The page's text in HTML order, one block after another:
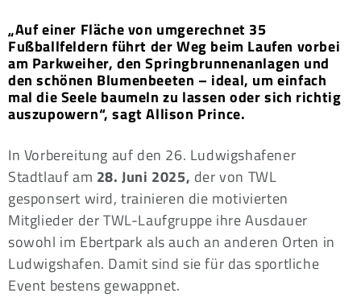
„Auf einer Fläche von umgerechnet 35
Fußballfeldern führt der Weg beim Laufen vorbei
am Parkweiher, den Springbrunnenanlagen und
den schönen Blumenbeeten – ideal, um einfach
mal die Seele baumeln zu lassen oder sich richtig
auszupowern“, sagt Allison Prince.
In Vorbereitung auf den 26. Ludwigshafener
Stadtlauf am 28. Juni 2025, der von TWL
gesponsert wird, trainieren die motivierten
Mitglieder der TWL-Laufgruppe ihre Ausdauer
sowohl im Ebertpark als auch an anderen Orten in
Ludwigshafen. Damit sind sie für das sportliche
Event bestens gewappnet.